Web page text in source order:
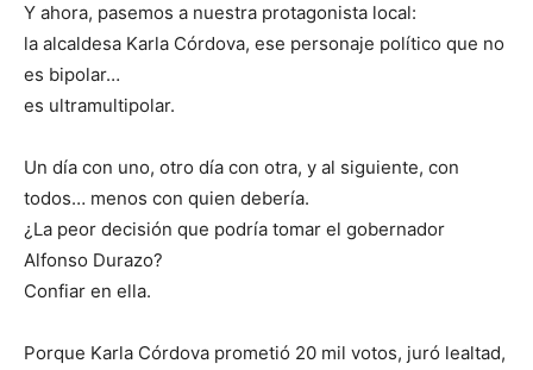
Y ahora, pasemos a nuestra protagonista local:
la alcaldesa Karla Córdova, ese personaje político que no
es bipolar…
es ultramultipolar.
Un día con uno, otro día con otra, y al siguiente, con
todos… menos con quien debería.
¿La peor decisión que podría tomar el gobernador
Alfonso Durazo?
Confiar en ella.
Porque Karla Córdova prometió 20 mil votos, juró lealtad,